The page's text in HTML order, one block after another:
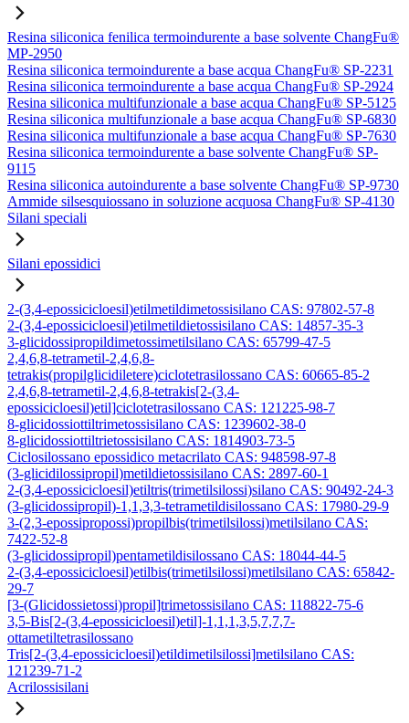
Resina siliconica fenilica termoindurente a base solvente ChangFu®
MP-2950
Resina siliconica termoindurente a base acqua ChangFu® SP-2231
Resina siliconica termoindurente a base acqua ChangFu® SP-2924
Resina siliconica multifunzionale a base acqua ChangFu® SP-5125
Resina siliconica multifunzionale a base acqua ChangFu® SP-6830
Resina siliconica multifunzionale a base acqua ChangFu® SP-7630
Resina siliconica termoindurente a base solvente ChangFu® SP-
9115
Resina siliconica autoindurente a base solvente ChangFu® SP-9730
Ammide silsesquiossano in soluzione acquosa ChangFu® SP-4130
Silani speciali
Silani epossidici
2-(3,4-epossicicloesil)etilmetildimetossisilano CAS: 97802-57-8
2-(3,4-epossicicloesil)etilmetildietossisilano CAS: 14857-35-3
3-glicidossipropildimetossimetilsilano CAS: 65799-47-5
2,4,6,8-tetrametil-2,4,6,8-
tetrakis(propilglicidiletere)ciclotetrasilossano CAS: 60665-85-2
2,4,6,8-tetrametil-2,4,6,8-tetrakis[2-(3,4-
epossicicloesil)etil]ciclotetrasilossano CAS: 121225-98-7
8-glicidossiottiltrimetossisilano CAS: 1239602-38-0
8-glicidossiottiltrietossisilano CAS: 1814903-73-5
Ciclosilossano epossidico metacrilato CAS: 948598-97-8
(3-glicidilossipropil)metildietossisilano CAS: 2897-60-1
2-(3,4-epossicicloesil)etiltris(trimetilsilossi)silano CAS: 90492-24-3
(3-glicidossipropil)-1,1,3,3-tetrametildisilossano CAS: 17980-29-9
3-(2,3-epossipropossi)propilbis(trimetilsilossi)metilsilano CAS:
7422-52-8
(3-glicidossipropil)pentametildisilossano CAS: 18044-44-5
2-(3,4-epossicicloesil)etilbis(trimetilsilossi)metilsilano CAS: 65842-
29-7
[3-(Glicidossietossi)propil]trimetossisilano CAS: 118822-75-6
3,5-Bis[2-(3,4-epossicicloesil)etil]-1,1,1,3,5,7,7,7-
ottametiltetrasilossano
Tris[2-(3,4-epossicicloesil)etildimetilsilossi]metilsilano CAS:
121239-71-2
Acrilossisilani